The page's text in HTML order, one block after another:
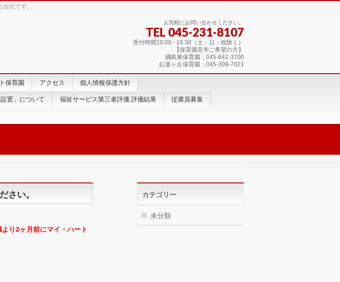
社です。
お気軽にお問い合わせください。
TEL 045-231-8107
受付時間10:00 - 16:30（土・日・祝除く）
【保育園見学ご希望の方】
綱島東保育園：045-642-3700
紅葉ヶ丘保育園：045-309-7021
保育園 アクセス 個人情報保護方針
置」について 福祉サービス第三者評価 評価結果 従業員募集
さい。
り2ヶ月前にマイ・ハート
カテゴリー
未分類